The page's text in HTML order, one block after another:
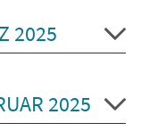
2025
2025